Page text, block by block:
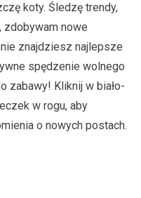
koty. Śledzę trendy,
zdobywam nowe
znajdziesz najlepsze
spędzenie wolnego
zabawy! Kliknij w biało-
w rogu, aby
o nowych postach.